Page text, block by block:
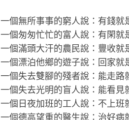
一個無所事事的窮人說：有錢就
一個匆匆忙忙的富人說：有閑就
一個滿頭大汗的農民說：豐收就
一個漂泊他鄉的遊子說：回家就
一個失去雙腳的殘者說：能走路
一個失去光明的盲人說：能看見
一個日夜加班的工人說：不上班
一個德高望重的醫生說：治好病